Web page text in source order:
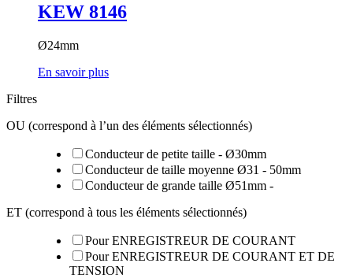
KEW 8146
Ø24mm
En savoir plus
Filtres
OU (correspond à l’un des éléments sélectionnés)
Conducteur de petite taille - Ø30mm
Conducteur de taille moyenne Ø31 - 50mm
Conducteur de grande taille Ø51mm -
ET (correspond à tous les éléments sélectionnés)
Pour ENREGISTREUR DE COURANT
Pour ENREGISTREUR DE COURANT ET DE
TENSION